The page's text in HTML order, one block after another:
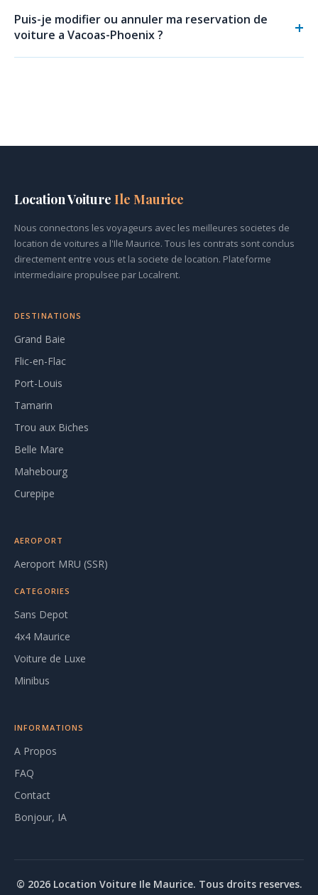
Puis-je modifier ou annuler ma reservation de
voiture a Vacoas-Phoenix ?
Location Voiture Ile Maurice
Nous connectons les voyageurs avec les meilleures societes de
location de voitures a l'Ile Maurice. Tous les contrats sont conclus
directement entre vous et la societe de location. Plateforme
intermediaire propulsee par Localrent.
DESTINATIONS
Grand Baie
Flic-en-Flac
Port-Louis
Tamarin
Trou aux Biches
Belle Mare
Mahebourg
Curepipe
AEROPORT
Aeroport MRU (SSR)
CATEGORIES
Sans Depot
4x4 Maurice
Voiture de Luxe
Minibus
INFORMATIONS
A Propos
FAQ
Contact
Bonjour, IA
© 2026 Location Voiture Ile Maurice. Tous droits reserves.